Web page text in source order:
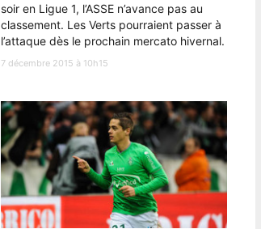
soir en Ligue 1, l’ASSE n’avance pas au
classement. Les Verts pourraient passer à
l’attaque dès le prochain mercato hivernal.
7 décembre 2015 à 10h15